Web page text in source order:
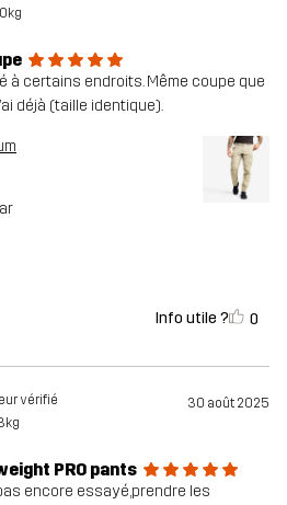
à certains endroits. Même coupe que
déjà (taille identique).
Info utile ? 0
vérifié 30 août 2025
PRO pants
encore essayé,prendre les